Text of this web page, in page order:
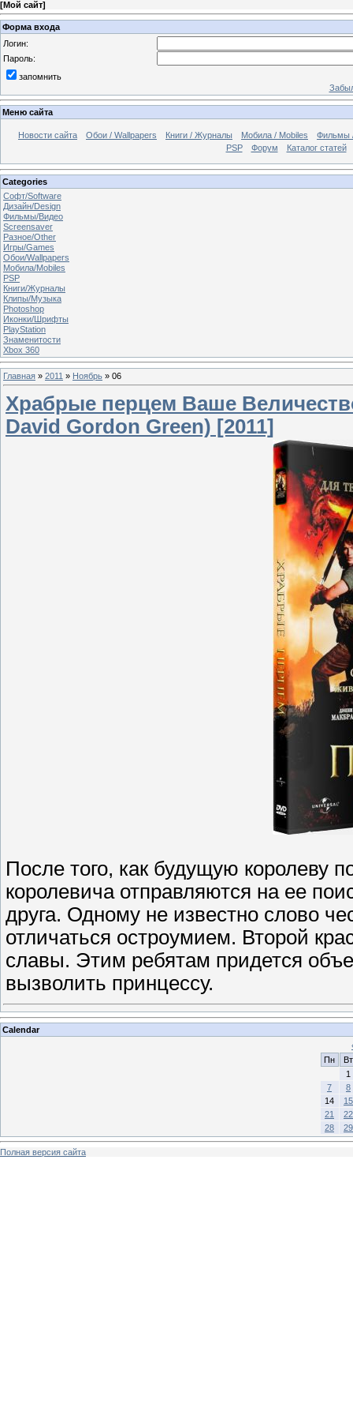
[Мой сайт]
Форма входа
Логин:
Пароль:
запомнить
Меню сайта
Новости сайта Обои / Wallpapers Книги / Журналы Мобила / Mobiles
Фильмы
PSP
Форум Каталог статей
Categories
Софт/Software
Дизайн/Design
Фильмы/Видео
Screensaver
Разное/Other
Игры/Games
Обои/Wallpapers
Мобила/Mobiles
PSP
Книги/Журналы
Клипы/Музыка
Photoshop
Иконки/Шрифты
PlayStation
Знаменитости
Xbox 360
Главная » 2011 » Ноябрь » 06
Храбрые перцем Ваше
David Gordon Green) [2011]
После того, как будущую королеву
королевича отправляются на ее
друга. Одному не известно слово
отличаться остроумием. Второй
славы. Этим ребятам придется
вызволить принцессу.
Calendar
Пн
Вт
1
7
8
14
15
21
22
28
29
Полная версия сайта